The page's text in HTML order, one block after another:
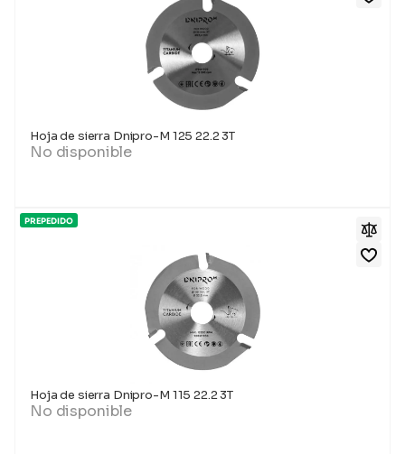
Hoja de sierra Dnipro-M 125 22.2 3T
No disponible
PREPEDIDO
Hoja de sierra Dnipro-M 115 22.2 3T
No disponible